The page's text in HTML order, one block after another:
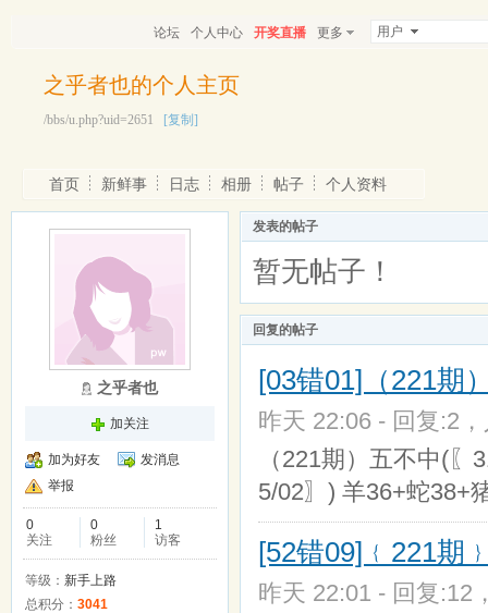
论坛 个人中心 开奖直播 更多 用户
之乎者也的个人主页
/bbs/u.php?uid=2651 [复制]
首页 新鲜事 日志 相册 帖子 个人资料
之乎者也
加关注
加为好友
发消息
举报
0
关注
0
粉丝
1
访客
等级： 新手上路
总积分： 3041
发表的帖子
暂无帖子！
回复的帖子
[03错01]（221期
昨天 22:06 - 回复:2
（221期）五不中(
5/02〗) 羊36+蛇38+
[52错09]﹛221
昨天 22:01 - 回复:12